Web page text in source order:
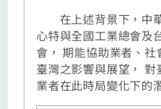
在上述背景下，中華
心特與全國工業總會及
會， 期能協助業者、
臺灣之影響與展望，
業者在此時局變化下的